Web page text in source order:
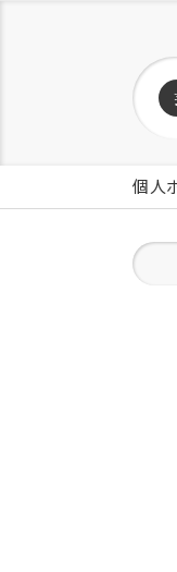
個人